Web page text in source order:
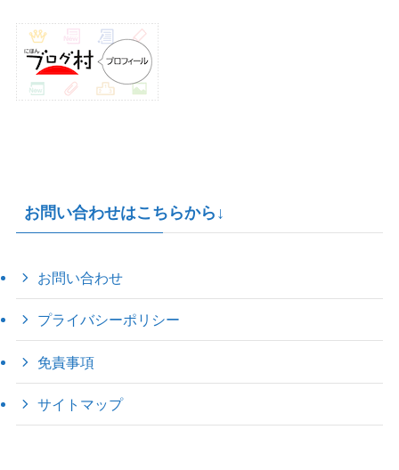
お問い合わせはこちらから↓
お問い合わせ
プライバシーポリシー
免責事項
サイトマップ